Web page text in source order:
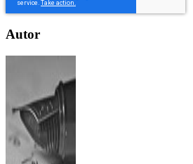
Autor